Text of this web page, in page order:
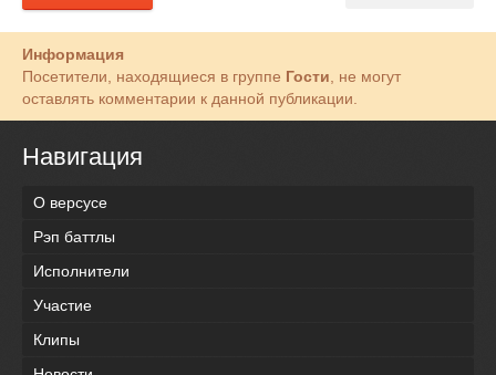
Информация
Посетители, находящиеся в группе Гости, не могут
оставлять комментарии к данной публикации.
Навигация
О версусе
Рэп баттлы
Исполнители
Участие
Клипы